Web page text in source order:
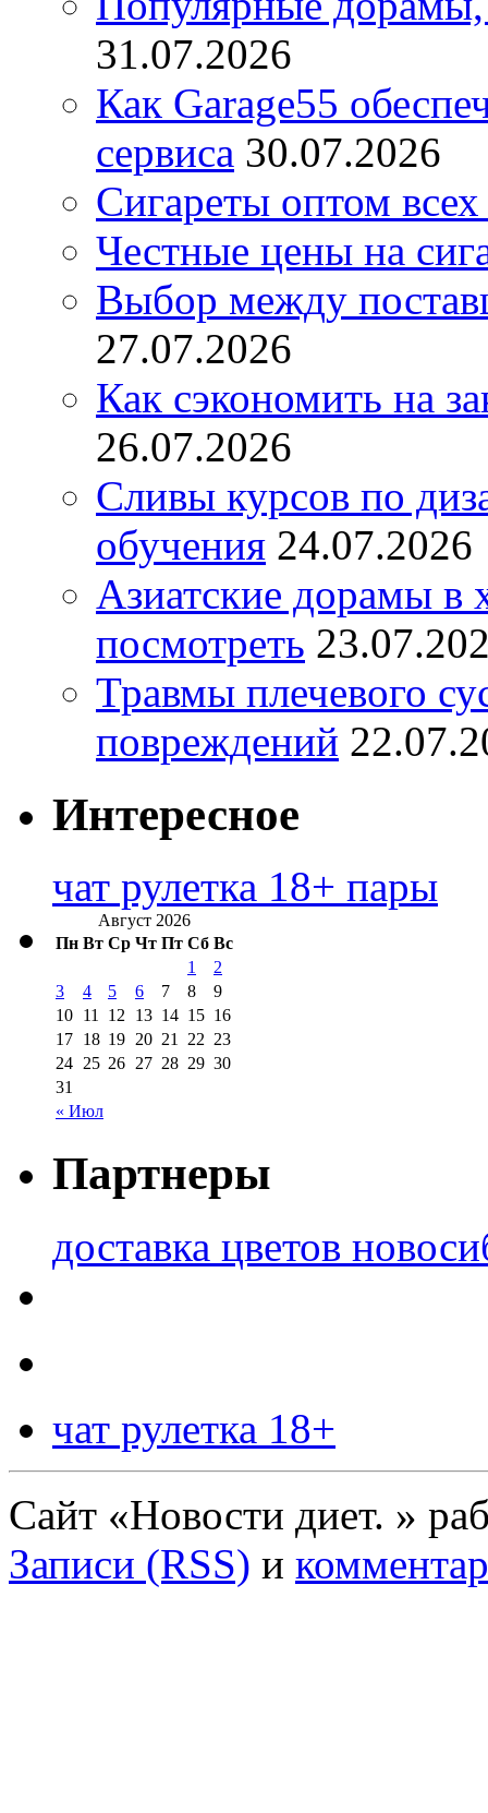
31.07.2026
Как Garage55
сервиса 30.07.2026
Сигареты оптом
Честные цены на
Выбор между
27.07.2026
Как сэкономить на
26.07.2026
Сливы курсов по
обучения 24.07.2026
Азиатские дорамы в
посмотреть
Травмы плечевого
повреждений
Интересное
чат рулетка 18+ пары
Август 2026
Пн Вт Ср Чт Пт Сб Вс
« Июл
1
2
3
4 5 6 7 8
9
10 11 12 13 14 15 16
17 18 19 20 21 22 23
24 25 26 27 28 29 30
31
Партнеры
доставка цветов
чат рулетка 18+
Сайт «Новости диет. »
Записи (RSS) и